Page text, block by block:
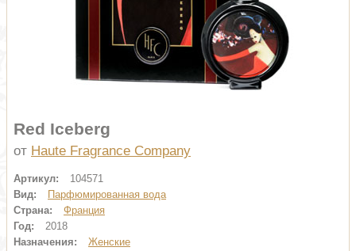
Red Iceberg
от Haute Fragrance Company
Артикул:
104571
Вид:
Парфюмированная вода
Страна:
Франция
Год:
2018
Назначения:
Женские